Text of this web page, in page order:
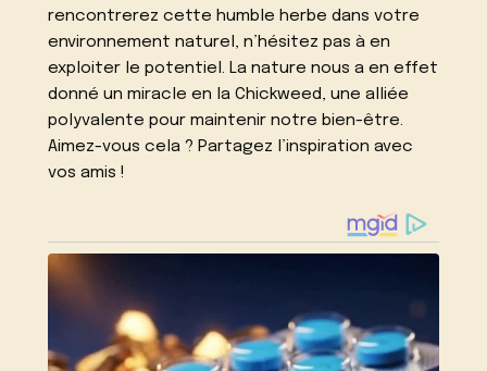
rencontrerez cette humble herbe dans votre
environnement naturel, n’hésitez pas à en
exploiter le potentiel. La nature nous a en effet
donné un miracle en la Chickweed, une alliée
polyvalente pour maintenir notre bien-être.
Aimez-vous cela ? Partagez l’inspiration avec
vos amis !